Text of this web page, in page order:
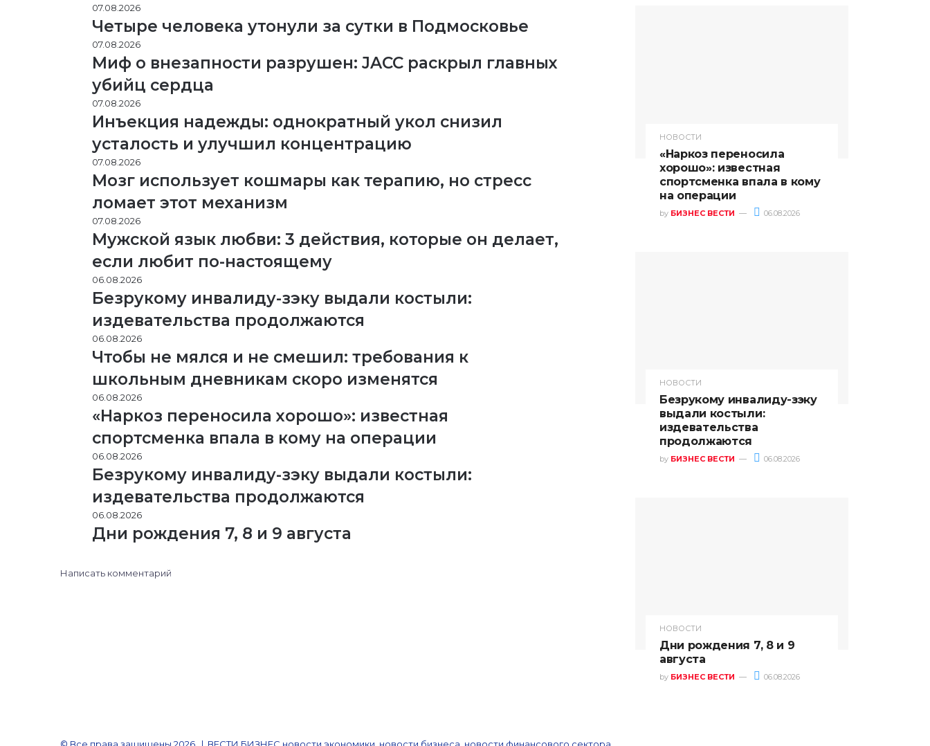
07.08.2026
Четыре человека утонули за сутки в Подмосковье
07.08.2026
Миф о внезапности разрушен: JACC раскрыл главных
убийц сердца
07.08.2026
Инъекция надежды: однократный укол снизил
усталость и улучшил концентрацию
07.08.2026
Мозг использует кошмары как терапию, но стресс
ломает этот механизм
07.08.2026
Мужской язык любви: 3 действия, которые он делает,
если любит по-настоящему
06.08.2026
Безрукому инвалиду-зэку выдали костыли:
издевательства продолжаются
06.08.2026
Чтобы не мялся и не смешил: требования к
школьным дневникам скоро изменятся
06.08.2026
«Наркоз переносила хорошо»: известная
спортсменка впала в кому на операции
06.08.2026
Безрукому инвалиду-зэку выдали костыли:
издевательства продолжаются
06.08.2026
Дни рождения 7, 8 и 9 августа
Написать комментарий
НОВОСТИ
«Наркоз переносила
хорошо»: известная
спортсменка впала в кому
на операции
by БИЗНЕС ВЕСТИ 06.08.2026
НОВОСТИ
Безрукому инвалиду-зэку
выдали костыли:
издевательства
продолжаются
by БИЗНЕС ВЕСТИ 06.08.2026
НОВОСТИ
Дни рождения 7, 8 и 9
августа
by БИЗНЕС ВЕСТИ 06.08.2026